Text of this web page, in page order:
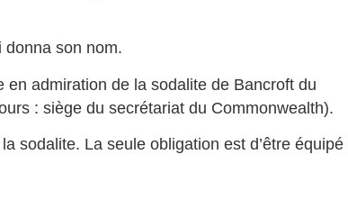
son nom.
en admiration de la sodalite de Bancroft du
: siège du secrétariat du Commonwealth).
sodalite. La seule obligation est d’être équipé